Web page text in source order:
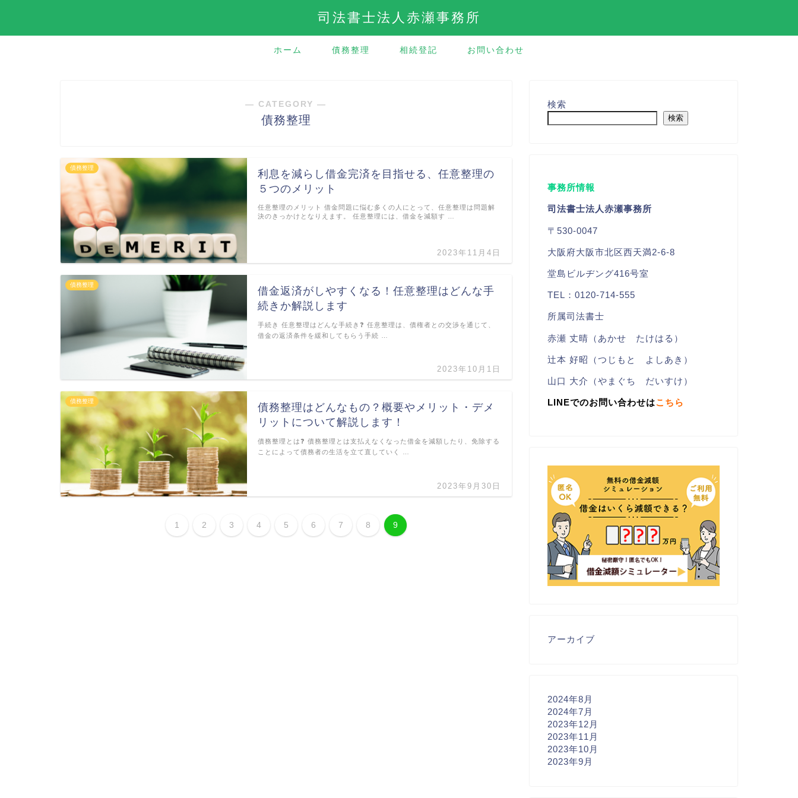
司法書士法人赤瀬事務所
ホーム 債務整理 相続登記 お問い合わせ
― CATEGORY ―
債務整理
債務整理
利息を減らし借金完済を目指せる、任意整理の
５つのメリット
2023年11月4日
任意整理のメリット 借金問題に悩む多くの人にとって、任意整理は問題解
決のきっかけとなりえます。 任意整理には、借金を減額す …
債務整理
借金返済がしやすくなる！任意整理はどんな手
続きか解説します
2023年10月1日
手続き 任意整理はどんな手続き❓ 任意整理は、債権者との交渉を通じて、
借金の返済条件を緩和してもらう手続 …
債務整理
債務整理はどんなもの？概要やメリット・デメ
リットについて解説します！
2023年9月30日
債務整理とは❓ 債務整理とは支払えなくなった借金を減額したり、免除する
ことによって債務者の生活を立て直していく …
1 2 3 4 5 6 7 8 9
検索
検索
事務所情報
司法書士法人赤瀬事務所
〒530-0047
大阪府大阪市北区西天満2-6-8
堂島ビルヂング416号室
TEL：0120-714-555
所属司法書士
赤瀬 丈晴（あかせ たけはる）
辻本 好昭（つじもと よしあき）
山口 大介（やまぐち だいすけ）
LINEでのお問い合わせはこちら
アーカイブ
2024年8月
2024年7月
2023年12月
2023年11月
2023年10月
2023年9月